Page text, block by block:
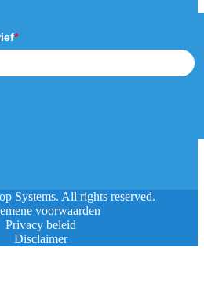
*
Systems. All rights reserved.
voorwaarden
Privacy beleid
Disclaimer